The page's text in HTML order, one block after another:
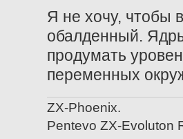
Я не хочу, чтобы
обалденный.
продумать
переменных
ZX-Phoenix.
Pentevo ZX-Evoluton